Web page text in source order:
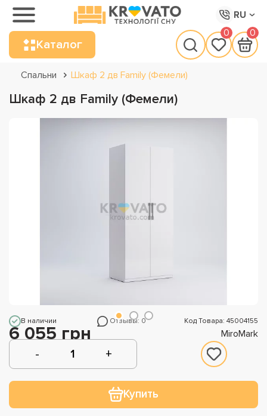
RU
Каталог
0 0
Спальни Шкаф 2 дв Family (Фемели)
Шкаф 2 дв Family (Фемели)
В наличии Отзывы: 0 Код Товара: 45004155
6 055 грн MiroMark
Купить